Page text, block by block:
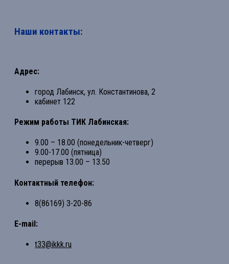
Наши контакты:
Адрес:
город Лабинск, ул. Константинова, 2
кабинет 122
Режим работы ТИК Лабинская:
9.00 – 18.00 (понедельник-четверг)
9.00-17.00 (пятница)
перерыв 13.00 – 13.50
Контактный телефон:
8(86169) 3-20-86
E-mail:
t33@ikkk.ru